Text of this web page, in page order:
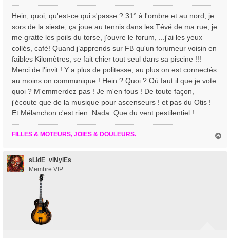
e
s
g
e
Hein, quoi, qu'est-ce qui s'passe ? 31° à l'ombre et au nord, je
sors de la sieste, ça joue au tennis dans les Tévé de ma rue, je
me gratte les poils du torse, j'ouvre le forum, ...j'ai les yeux
collés, café! Quand j’apprends sur FB qu'un forumeur voisin en
faibles Kilomètres, se fait chier tout seul dans sa piscine !!!
Merci de l'invit ! Y a plus de politesse, au plus on est connectés
au moins on communique ! Hein ? Quoi ? Où faut il que je vote
quoi ? M'emmerdez pas ! Je m'en fous ! De toute façon,
j'écoute que de la musique pour ascenseurs ! et pas du Otis !
Et Mélanchon c'est rien. Nada. Que du vent pestilentiel !
FILLES & MOTEURS, JOIES & DOULEURS.
sLidE_viNylEs
Membre VIP